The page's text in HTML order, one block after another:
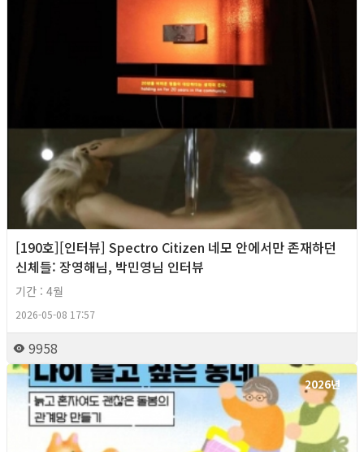
[190호][인터뷰] Spectro Citizen 네모 안에서만 존재하던
신체들: 장영해님, 박민영님 인터뷰
기간 : 4월
2026-05-08 17:57
9958
2026년